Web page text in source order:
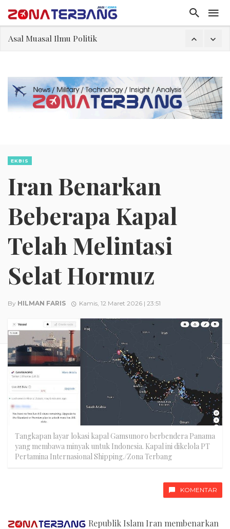
Dua Pesawat Nyaris Tabrakan di Haneda
Kedutaan Palestina Gelar Aksi Kerja Sukarela di Menteng sebagai Bentuk Terima Kasih kepada Indonesia
Sjafrie Sjamsoeddin: Jangan Sakiti Hati Rakyat
EKBIS
Iran Benarkan
Beberapa Kapal
Telah Melintasi
Selat Hormuz
By HILMAN FARIS Kamis, 12 Maret 2026 | 23:51
Tangkapan layar lokasi kapal Gamsunoro berbendera Panama
yang membawa minyak untuk Indonesia. Kapal ini dikelola PT
Pertamina Internasional Shipping./Zona Terbang
KOMENTAR
Republik Islam Iran membenarkan